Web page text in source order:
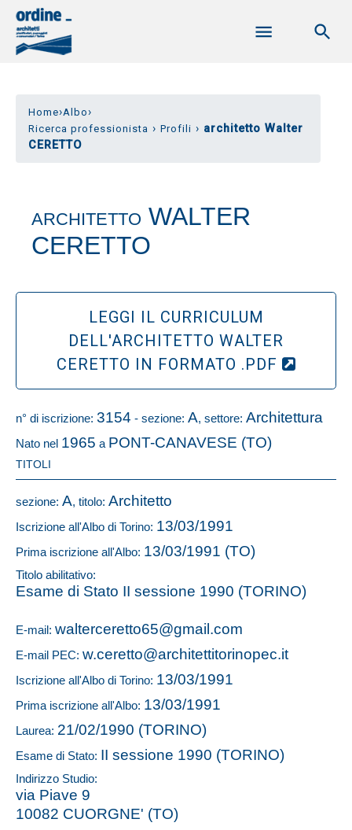
Home›Albo›
Ricerca professionista › Profili › architetto Walter
CERETTO
ARCHITETTO WALTER
CERETTO
LEGGI IL CURRICULUM
DELL'ARCHITETTO WALTER
CERETTO IN FORMATO .PDF
n° di iscrizione: 3154 - sezione: A, settore: Architettura
Nato nel 1965 a PONT-CANAVESE (TO)
TITOLI
sezione: A, titolo: Architetto
Iscrizione all'Albo di Torino: 13/03/1991
Prima iscrizione all'Albo: 13/03/1991 (TO)
Titolo abilitativo:
Esame di Stato II sessione 1990 (TORINO)
E-mail: walterceretto65@gmail.com
E-mail PEC: w.ceretto@architettitorinopec.it
Iscrizione all'Albo di Torino: 13/03/1991
Prima iscrizione all'Albo: 13/03/1991
Laurea: 21/02/1990 (TORINO)
Esame di Stato: II sessione 1990 (TORINO)
Indirizzo Studio:
via Piave 9
10082 CUORGNE' (TO)